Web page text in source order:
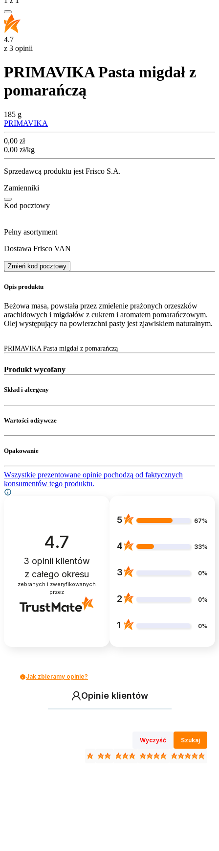
4.7
z 3 opinii
PRIMAVIKA Pasta migdał z
pomarańczą
185 g
PRIMAVIKA
Cena
0,00 zł
0,00 zł/kg
Sprzedawcą produktu jest Frisco S.A.
Zamienniki
Kod pocztowy
Pełny asortyment
Dostawa Frisco VAN
Zmień kod pocztowy
Opis produktu
Beżowa masa, powstała przez zmielenie prażonych orzeszków
arachidowych i migdałów z cukrem i aromatem pomarańczowym.
Olej występujący na powierzchni pasty jest zjawiskiem naturalnym.
PRIMAVIKA Pasta migdał z pomarańczą
Produkt wycofany
Skład i alergeny
Wartości odżywcze
Opakowanie
Wszystkie prezentowane opinie pochodzą od faktycznych
konsumentów tego produktu.
4.7
3 opinii klientów
z całego okresu
zebranych i zweryfikowanych
przez
5 67%
4 33%
3 0%
2 0%
1 0%
Jak zbieramy opinie?
Opinie klientów
Wyczyść Szukaj